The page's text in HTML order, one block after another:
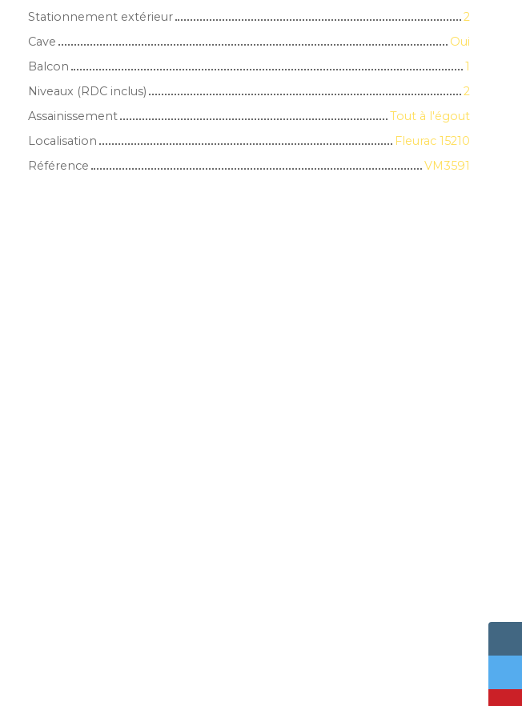
Stationnement extérieur
2
Cave
Oui
Balcon
1
Niveaux (RDC inclus)
2
Assainissement
Tout à l'égout
Localisation
Fleurac 15210
Référence
VM3591